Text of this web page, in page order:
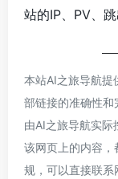
站的IP、PV、跳
本站AI之旅导航
部链接的准确性和
由AI之旅导航实
该网页上的内容，
规，可以直接联